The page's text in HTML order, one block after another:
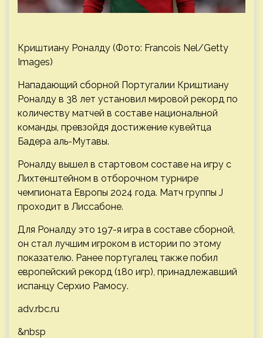
Криштиану Роналду (Фото: Francois Nel/Getty
Images)
Нападающий сборной Португалии Криштиану
Роналду в 38 лет установил мировой рекорд по
количеству матчей в составе национальной
команды, превзойдя достижение кувейтца
Бадера аль-Мутавы.
Роналду вышел в стартовом составе на игру с
Лихтенштейном в отборочном турнире
чемпионата Европы 2024 года. Матч группы J
проходит в Лиссабоне.
Для Роналду это 197-я игра в составе сборной,
он стал лучшим игроком в истории по этому
показателю. Ранее португалец также побил
европейский рекорд (180 игр), принадлежавший
испанцу Серхио Рамосу.
adv.rbc.ru
&nbsp